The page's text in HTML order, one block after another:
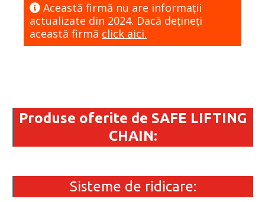
Această firmă nu are informaţii
actualizate din 2024. Dacă dețineți
această firmă click aici.
Produse oferite de SAFE LIFTING
CHAIN:
Sisteme de ridicare: